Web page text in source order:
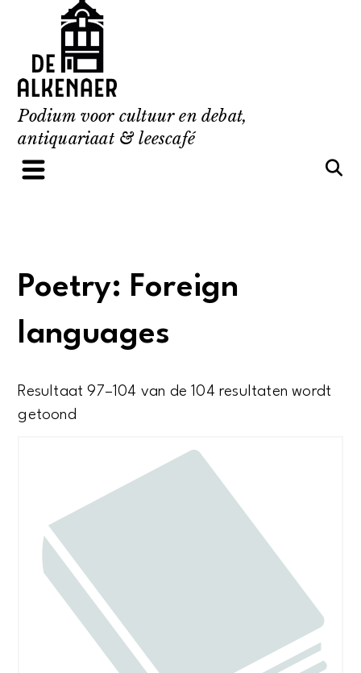
content
Podium voor cultuur en debat,
antiquariaat & leescafé
Poetry: Foreign
languages
Resultaat 97–104 van de 104 resultaten wordt
getoond